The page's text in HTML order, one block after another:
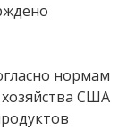
нормам
хозяйства США